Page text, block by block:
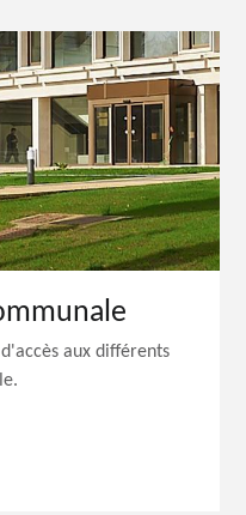
aux différents